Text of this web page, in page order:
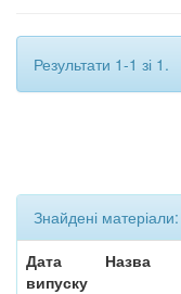
Результати 1-1 зі 1.
Знайдені матеріали:
Дата
випуску
Назва